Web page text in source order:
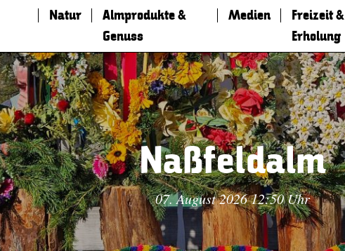
Natur
Almprodukte &
Genuss
Medien
Freizeit &
Erholung
Naßfeldalm
07. August 2026 12:50 Uhr